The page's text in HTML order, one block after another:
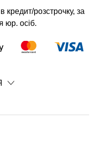
кредит/розстрочку, за
юр. осіб.